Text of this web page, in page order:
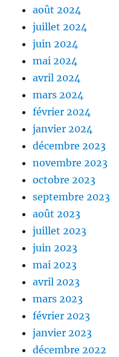
août 2024
juillet 2024
juin 2024
mai 2024
avril 2024
mars 2024
février 2024
janvier 2024
décembre 2023
novembre 2023
octobre 2023
septembre 2023
août 2023
juillet 2023
juin 2023
mai 2023
avril 2023
mars 2023
février 2023
janvier 2023
décembre 2022